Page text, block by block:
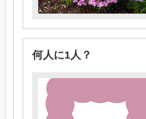
何人に1人？